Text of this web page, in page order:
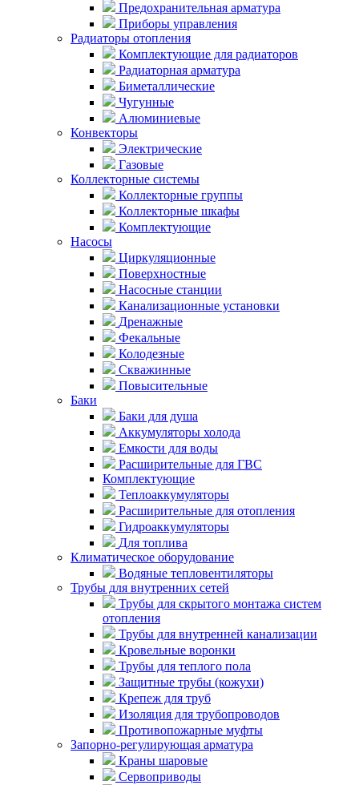
Предохранительная арматура
Приборы управления
Радиаторы отопления
Комплектующие для радиаторов
Радиаторная арматура
Биметаллические
Чугунные
Алюминиевые
Конвекторы
Электрические
Газовые
Коллекторные системы
Коллекторные группы
Коллекторные шкафы
Комплектующие
Насосы
Циркуляционные
Поверхностные
Насосные станции
Канализационные установки
Дренажные
Фекальные
Колодезные
Скважинные
Повысительные
Баки
Баки для душа
Аккумуляторы холода
Емкости для воды
Расширительные для ГВС
Комплектующие
Теплоаккумуляторы
Расширительные для отопления
Гидроаккумуляторы
Для топлива
Климатическое оборудование
Водяные тепловентиляторы
Трубы для внутренних сетей
Трубы для скрытого монтажа систем
отопления
Трубы для внутренней канализации
Кровельные воронки
Трубы для теплого пола
Защитные трубы (кожухи)
Крепеж для труб
Изоляция для трубопроводов
Противопожарные муфты
Запорно-регулирующая арматура
Краны шаровые
Сервоприводы